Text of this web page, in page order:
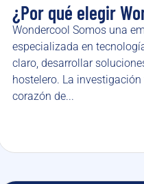
¿Por qué elegir
Wondercool Somos una
especializada en
claro, desarrollar
hostelero. La investigación
corazón de...